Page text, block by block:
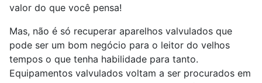
valor do que você pensa!
Mas, não é só recuperar aparelhos valvulados que
pode ser um bom negócio para o leitor do velhos
tempos o que tenha habilidade para tanto.
Equipamentos valvulados voltam a ser procurados em